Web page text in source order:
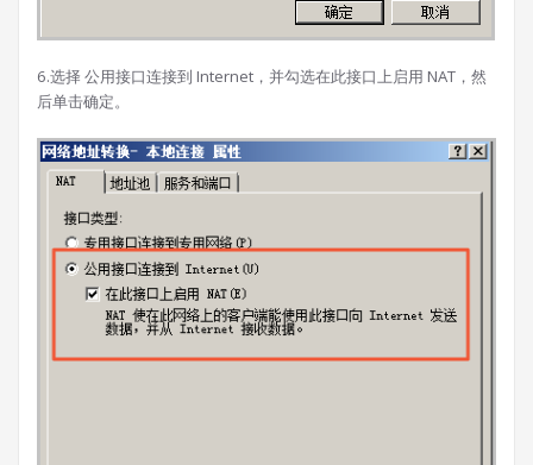
6.选择 公用接口连接到 Internet，并勾选在此接口上启用 NAT，然
后单击确定。